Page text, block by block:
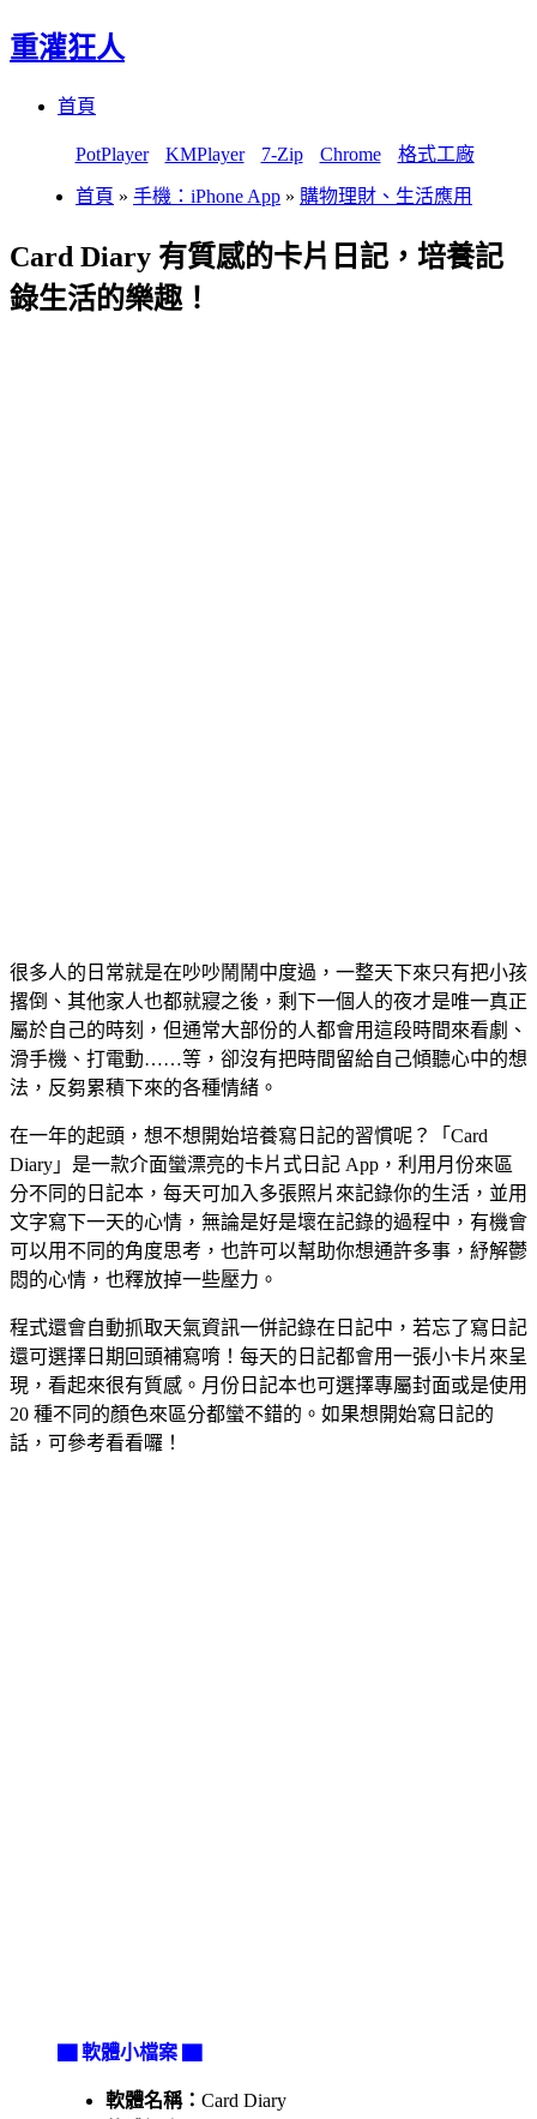
重灌狂人
首頁
PotPlayer KMPlayer 7-Zip Chrome 格式工廠
首頁 » 手機：iPhone App » 購物理財、生活應用
Card Diary 有質感的卡片日記，培養記
錄生活的樂趣！
很多人的日常就是在吵吵鬧鬧中度過，一整天下來只有把小孩
撂倒、其他家人也都就寢之後，剩下一個人的夜才是唯一真正
屬於自己的時刻，但通常大部份的人都會用這段時間來看劇、
滑手機、打電動……等，卻沒有把時間留給自己傾聽心中的想
法，反芻累積下來的各種情緒。
在一年的起頭，想不想開始培養寫日記的習慣呢？「Card
Diary」是一款介面蠻漂亮的卡片式日記 App，利用月份來區
分不同的日記本，每天可加入多張照片來記錄你的生活，並用
文字寫下一天的心情，無論是好是壞在記錄的過程中，有機會
可以用不同的角度思考，也許可以幫助你想通許多事，紓解鬱
悶的心情，也釋放掉一些壓力。
程式還會自動抓取天氣資訊一併記錄在日記中，若忘了寫日記
還可選擇日期回頭補寫唷！每天的日記都會用一張小卡片來呈
現，看起來很有質感。月份日記本也可選擇專屬封面或是使用
20 種不同的顏色來區分都蠻不錯的。如果想開始寫日記的
話，可參考看看囉！
▇ 軟體小檔案 ▇
軟體名稱： Card Diary